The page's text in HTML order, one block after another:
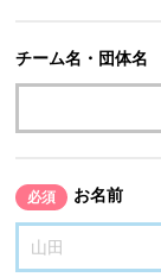
チーム名・団体名
必須 お名前